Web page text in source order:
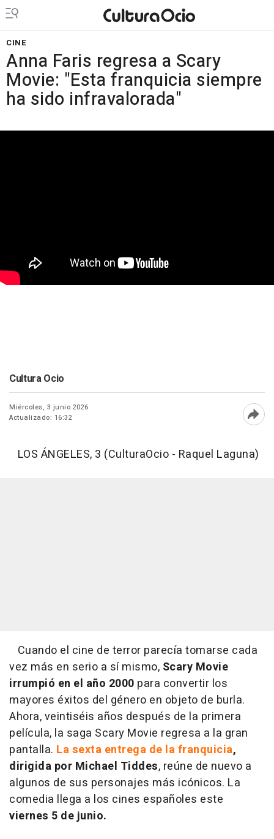
CINE
Anna Faris regresa a Scary
Movie: "Esta franquicia siempre
ha sido infravalorada"
Cultura Ocio
Miércoles, 3 junio 2026
Actualizado: 16:32
LOS ÁNGELES, 3 (CulturaOcio - Raquel Laguna)
Cuando el cine de terror parecía tomarse cada
vez más en serio a sí mismo, Scary Movie
irrumpió en el año 2000 para convertir los
mayores éxitos del género en objeto de burla.
Ahora, veintiséis años después de la primera
película, la saga Scary Movie regresa a la gran
pantalla. La sexta entrega de la franquicia,
dirigida por Michael Tiddes, reúne de nuevo a
algunos de sus personajes más icónicos. La
comedia llega a los cines españoles este
viernes 5 de junio.